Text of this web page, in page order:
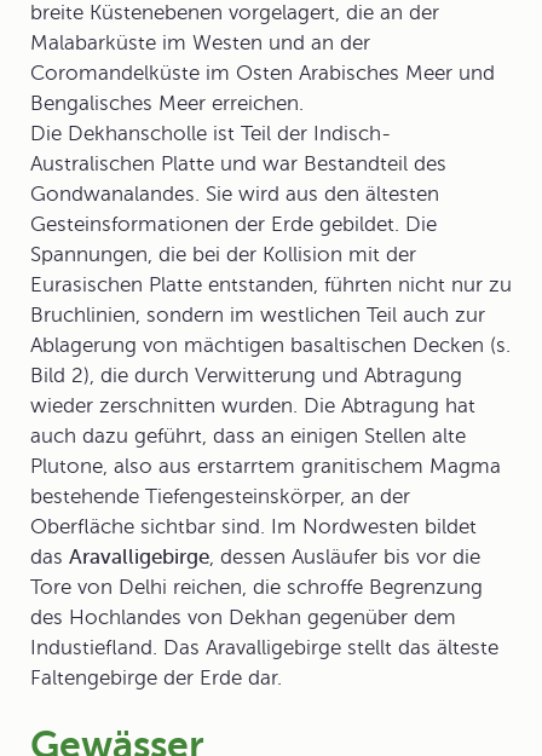
breite Küstenebenen vorgelagert, die an der
Malabarküste im Westen und an der
Coromandelküste im Osten Arabisches Meer und
Bengalisches Meer erreichen.
Die Dekhanscholle ist Teil der Indisch-
Australischen Platte und war Bestandteil des
Gondwanalandes. Sie wird aus den ältesten
Gesteinsformationen der Erde gebildet. Die
Spannungen, die bei der Kollision mit der
Eurasischen Platte entstanden, führten nicht nur zu
Bruchlinien, sondern im westlichen Teil auch zur
Ablagerung von mächtigen basaltischen Decken (s.
Bild 2), die durch Verwitterung und Abtragung
wieder zerschnitten wurden. Die Abtragung hat
auch dazu geführt, dass an einigen Stellen alte
Plutone, also aus erstarrtem granitischem Magma
bestehende Tiefengesteinskörper, an der
Oberfläche sichtbar sind. Im Nordwesten bildet
das Aravalligebirge, dessen Ausläufer bis vor die
Tore von Delhi reichen, die schroffe Begrenzung
des Hochlandes von Dekhan gegenüber dem
Industiefland. Das Aravalligebirge stellt das älteste
Faltengebirge der Erde dar.
Gewässer